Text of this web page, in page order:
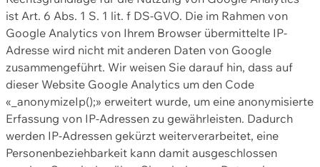
ist Art. 6 Abs. 1 S. 1 lit. f DS-GVO. Die im Rahmen von
Google Analytics von Ihrem Browser übermittelte IP-
Adresse wird nicht mit anderen Daten von Google
zusammengeführt. Wir weisen Sie darauf hin, dass auf
dieser Website Google Analytics um den Code
«_anonymizeIp();» erweitert wurde, um eine anonymisierte
Erfassung von IP-Adressen zu gewährleisten. Dadurch
werden IP-Adressen gekürzt weiterverarbeitet, eine
Personenbeziehbarkeit kann damit ausgeschlossen